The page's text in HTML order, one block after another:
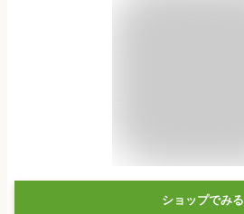
ショップでみる